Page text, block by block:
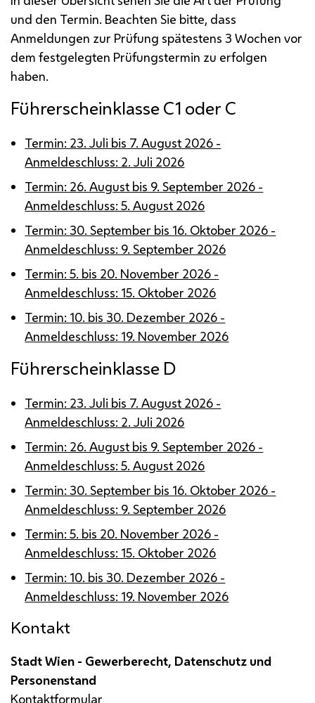
und den Termin. Beachten Sie bitte, dass
Anmeldungen zur Prüfung spätestens 3 Wochen vor
dem festgelegten Prüfungstermin zu erfolgen
haben.
Führerscheinklasse C1 oder C
Termin: 23. Juli bis 7. August 2026 -
Anmeldeschluss: 2. Juli 2026
Termin: 26. August bis 9. September 2026 -
Anmeldeschluss: 5. August 2026
Termin: 30. September bis 16. Oktober 2026 -
Anmeldeschluss: 9. September 2026
Termin: 5. bis 20. November 2026 -
Anmeldeschluss: 15. Oktober 2026
Termin: 10. bis 30. Dezember 2026 -
Anmeldeschluss: 19. November 2026
Führerscheinklasse D
Termin: 23. Juli bis 7. August 2026 -
Anmeldeschluss: 2. Juli 2026
Termin: 26. August bis 9. September 2026 -
Anmeldeschluss: 5. August 2026
Termin: 30. September bis 16. Oktober 2026 -
Anmeldeschluss: 9. September 2026
Termin: 5. bis 20. November 2026 -
Anmeldeschluss: 15. Oktober 2026
Termin: 10. bis 30. Dezember 2026 -
Anmeldeschluss: 19. November 2026
Kontakt
Stadt Wien - Gewerberecht, Datenschutz und
Personenstand
Kontaktformular